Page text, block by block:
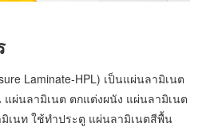
Laminate-HPL) เป็นแผ่นลามิเนต
ผ่นลามิเนต ตกแต่งผนัง แผ่นลามิเนต
เนท ใช้ทำประตู แผ่นลามิเนตสีพื้น